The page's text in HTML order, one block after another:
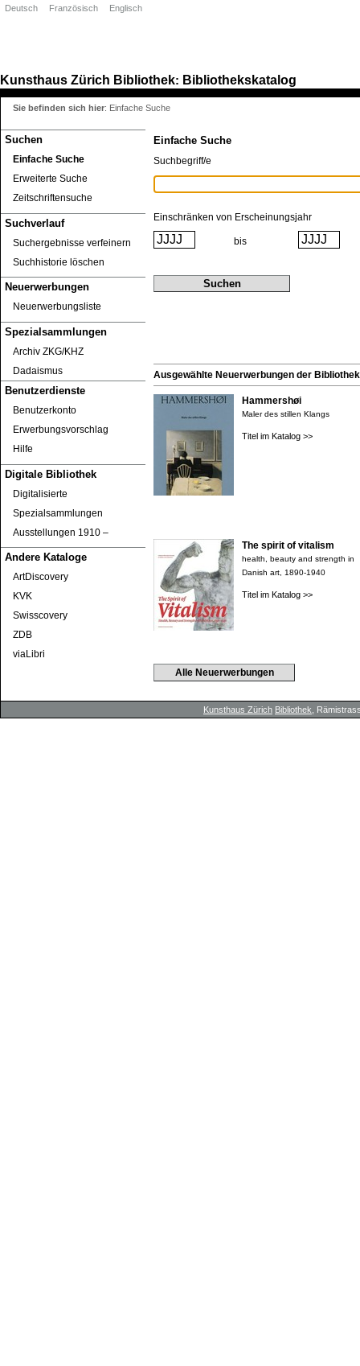
Kunsthaus Zürich Bibliothek: Bibliothekskatalog
Suchen
Einfache Suche
Erweiterte Suche
Zeitschriftensuche
Suchverlauf
Suchergebnisse verfeinern
Suchhistorie löschen
Neuerwerbungen
Neuerwerbungsliste
Spezialsammlungen
Archiv ZKG/KHZ
Dadaismus
Benutzerdienste
Benutzerkonto
Erwerbungsvorschlag
Hilfe
Digitale Bibliothek
Digitalisierte
Spezialsammlungen
Ausstellungen 1910 ‒
Andere Kataloge
ArtDiscovery
KVK
Swisscovery
ZDB
viaLibri
Deutsch Französisch Englisch
Sie befinden sich hier: Einfache Suche
Einfache Suche
Suchbegriff/e
Einschränken von Erscheinungsjahr
bis
Ausgewählte Neuerwerbungen der
Hammershøi
Maler des stillen Klangs
Titel im Katalog >>
The spirit of vitalism
health, beauty and strength in
Danish art, 1890-1940
Titel im Katalog >>
Alle Neuerwerbungen
Kunsthaus Zürich Bibliothek ,